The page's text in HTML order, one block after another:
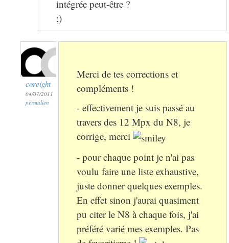
intégrée peut-être ?
;)
coreight
04/07/2011
permalien
Merci de tes corrections et
compléments !
- effectivement je suis passé au
travers des 12 Mpx du N8, je
corrige, merci
- pour chaque point je n'ai pas
voulu faire une liste exhaustive,
juste donner quelques exemples.
En effet sinon j'aurai quasiment
pu citer le N8 à chaque fois, j'ai
préféré varié mes exemples. Pas